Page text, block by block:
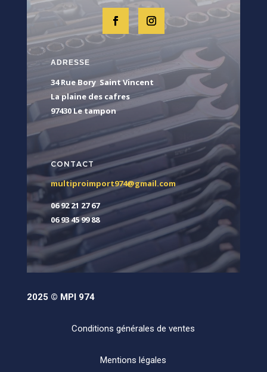
ADRESSE
34 Rue Bory Saint Vincent
La plaine des cafres
97430 Le tampon
CONTACT
multiproimport974@gmail.com
06 92 21 27 67
06 93 45 99 88
2025 © MPI 974
Conditions générales de ventes
Mentions légales